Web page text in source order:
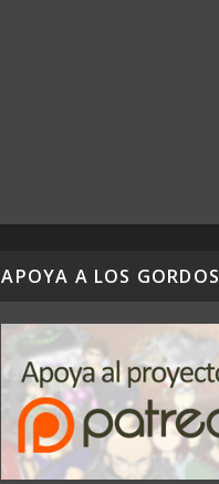
APOYA A LOS GORDOS